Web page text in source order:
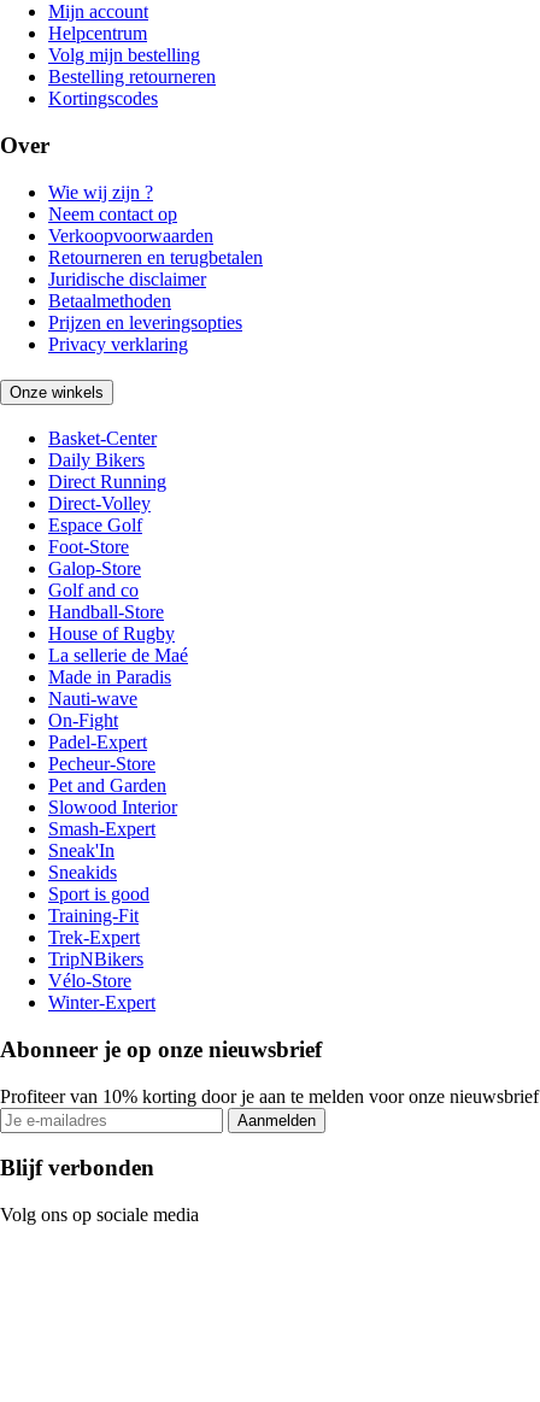
Mijn account
Helpcentrum
Volg mijn bestelling
Bestelling retourneren
Kortingscodes
Over
Wie wij zijn ?
Neem contact op
Verkoopvoorwaarden
Retourneren en terugbetalen
Juridische disclaimer
Betaalmethoden
Prijzen en leveringsopties
Privacy verklaring
Onze winkels
Basket-Center
Daily Bikers
Direct Running
Direct-Volley
Espace Golf
Foot-Store
Galop-Store
Golf and co
Handball-Store
House of Rugby
La sellerie de Maé
Made in Paradis
Nauti-wave
On-Fight
Padel-Expert
Pecheur-Store
Pet and Garden
Slowood Interior
Smash-Expert
Sneak'In
Sneakids
Sport is good
Training-Fit
Trek-Expert
TripNBikers
Vélo-Store
Winter-Expert
Abonneer je op onze nieuwsbrief
Profiteer van 10% korting door je aan te melden voor onze nieuwsbrief
Aanmelden
Blijf verbonden
Volg ons op sociale media